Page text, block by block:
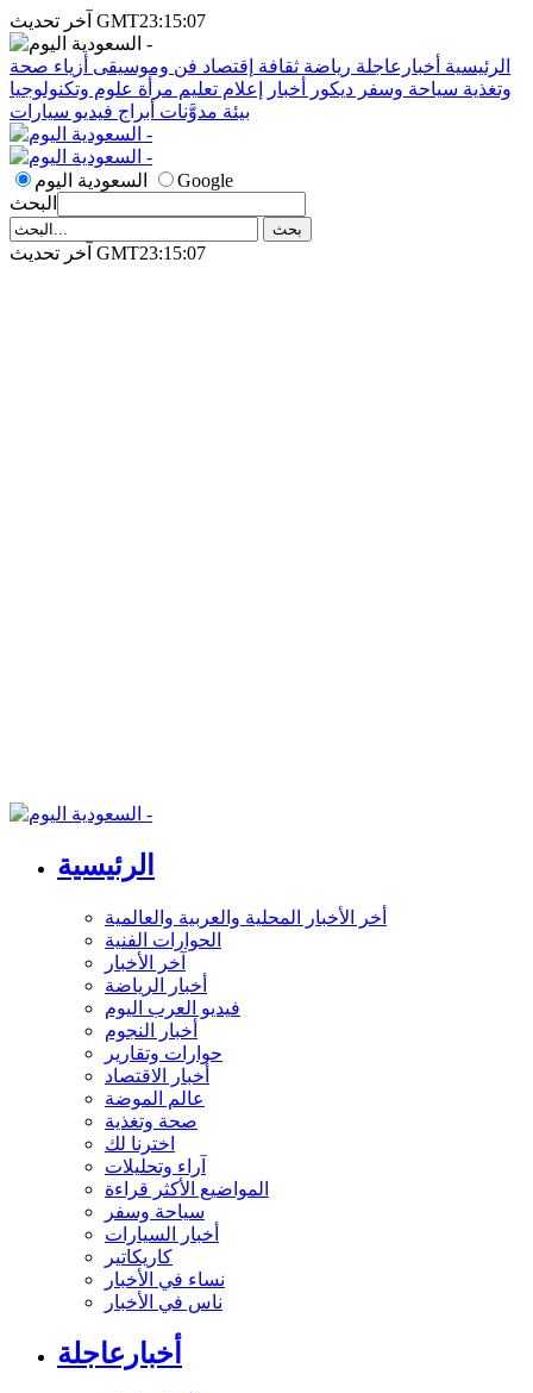
آخر تحديث GMT23:15:07
الرئيسية أخبارعاجلة رياضة ثقافة إقتصاد فن وموسيقى أزياء صحة
وتغذية سياحة وسفر ديكور أخبار إعلام تعليم مرأة علوم وتكنولوجيا
بيئة مدوَّنات أبراج فيديو سيارات
السعودية اليوم
Google
البحث
آخر تحديث GMT23:15:07
الرئيسية
أخر الأخبار المحلية والعربية والعالمية
الحوارات الفنية
آخر الأخبار
أخبار الرياضة
فيديو العرب اليوم
أخبار النجوم
حوارات وتقارير
أخبار الاقتصاد
عالم الموضة
صحة وتغذية
اخترنا لك
آراء وتحليلات
المواضيع الأكثر قراءة
سياحة وسفر
أخبار السيارات
كاريكاتير
نساء في الأخبار
ناس في الأخبار
أخبارعاجلة